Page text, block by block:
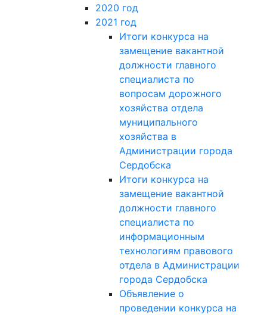
2020 год
2021 год
Итоги конкурса на
замещение вакантной
должности главного
специалиста по
вопросам дорожного
хозяйства отдела
муниципального
хозяйства в
Администрации города
Сердобска
Итоги конкурса на
замещение вакантной
должности главного
специалиста по
информационным
технологиям правового
отдела в Администрации
города Сердобска
Объявление о
проведении конкурса на